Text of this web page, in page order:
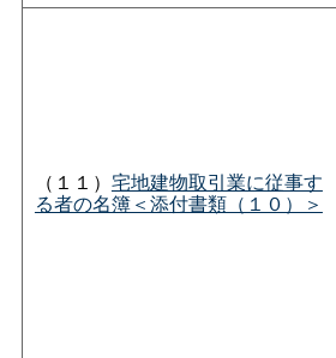
（１１） 宅地建物取引業に従事す
る者の名簿＜添付書類（１０）＞